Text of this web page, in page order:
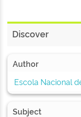
Discover
Author
Escola Nacional
Subject